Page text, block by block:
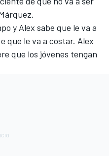
y Alex sabe que le va a
que le va a costar. Alex
que los jóvenes tengan